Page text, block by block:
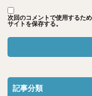
次回のコメントで使用するた
サイトを保存する。
記事分類